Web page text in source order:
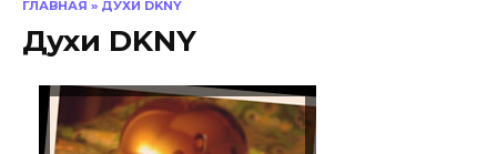
ГЛАВНАЯ » ДУХИ DKNY
Духи DKNY